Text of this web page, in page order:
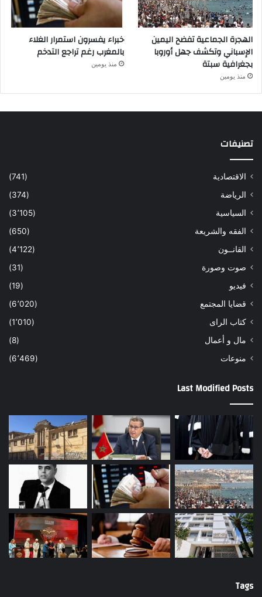
الهجرة الجماعية تفضح اليمين
الإسباني وتكشف جهل أوروبا
بجغرافية سبتة
منذ يومين
خبراء يفسرون استمرار الغلاء
بالمغرب رغم تراجع التدخم
منذ يومين
تصنيفات
الاقتصادية
(741)
الرياضة
(374)
السياسية
(3٬105)
الفقه والشريعة
(650)
القانــون
(4٬122)
صوت وصورة
(31)
فيديو
(19)
قضايا المجتمع
(6٬020)
كتاب الراى
(1٬010)
مال و أعمال
(8)
منوعات
(6٬469)
Last Modified Posts
Tags